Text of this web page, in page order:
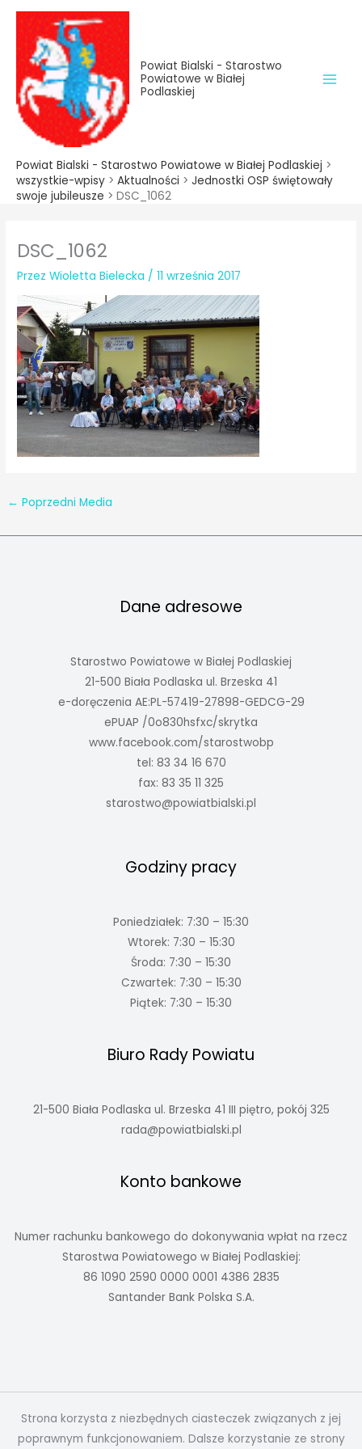
treści
Przejdź
treści
Powiat Bialski - Starostwo
Powiatowe w Białej
Podlaskiej
Powiat Bialski - Starostwo Powiatowe w Białej Podlaskiej >
wszystkie-wpisy > Aktualności > Jednostki OSP świętowały
swoje jubileusze > DSC_1062
DSC_1062
PrzezWioletta Bielecka /11 września 2017
← Poprzedni Media
Dane adresowe
Starostwo Powiatowe w Białej Podlaskiej
21-500 Biała Podlaska ul. Brzeska 41
e-doręczenia AE:PL-57419-27898-GEDCG-29
ePUAP /0o830hsfxc/skrytka
www.facebook.com/starostwobp
tel: 83 34 16 670
fax: 83 35 11 325
starostwo@powiatbialski.pl
Godziny pracy
Poniedziałek: 7:30 – 15:30
Wtorek: 7:30 – 15:30
Środa: 7:30 – 15:30
Czwartek: 7:30 – 15:30
Piątek: 7:30 – 15:30
Biuro Rady Powiatu
21-500 Biała Podlaska ul. Brzeska 41 III piętro, pokój 325
rada@powiatbialski.pl
Konto bankowe
Numer rachunku bankowego do dokonywania wpłat na rzecz
Starostwa Powiatowego w Białej Podlaskiej:
86 1090 2590 0000 0001 4386 2835
Santander Bank Polska S.A.
Strona korzysta z niezbędnych ciasteczek związanych z jej
poprawnym funkcjonowaniem. Dalsze korzystanie ze strony